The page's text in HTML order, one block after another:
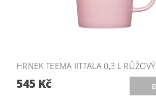
HRNEK TEEMA IITTALA 0,3 L RŮŽOVÝ
545 Kč